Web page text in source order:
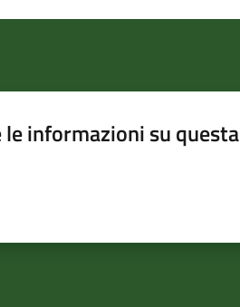
informazioni su questa